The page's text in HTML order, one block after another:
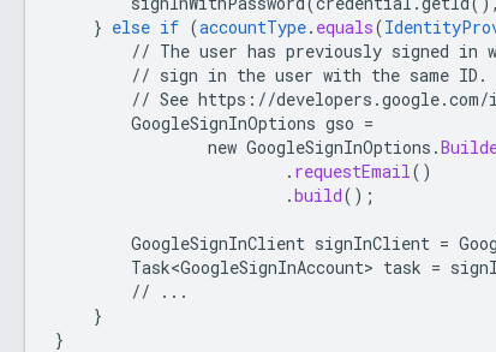
} else if (accountType. equals(
// The user has previously signed in
// sign in the user with the same ID.
// See https : //developers .google.com/
GoogleSignInOptions gso =
new GoogleSignInOptions .
. requestEmail()
.build();
GoogleSignInClient signInClient =
Task<GoogleSignInAccount> task =
//
...
}
}